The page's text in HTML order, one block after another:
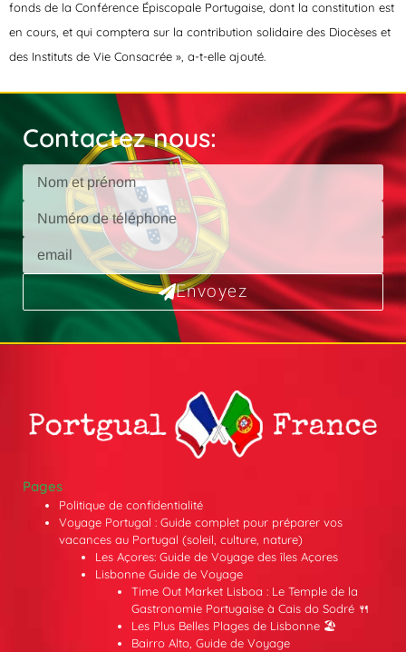
fonds de la Conférence Épiscopale Portugaise, dont la constitution est
en cours, et qui comptera sur la contribution solidaire des Diocèses et
des Instituts de Vie Consacrée », a-t-elle ajouté.
Contactez nous:
Envoyez
Pages
Politique de confidentialité
Voyage Portugal : Guide complet pour préparer vos
vacances au Portugal (soleil, culture, nature)
Les Açores: Guide de Voyage des îles Açores
Lisbonne Guide de Voyage
Time Out Market Lisboa : Le Temple de la
Gastronomie Portugaise à Cais do Sodré 🍴
Les Plus Belles Plages de Lisbonne 🏖️
Bairro Alto, Guide de Voyage